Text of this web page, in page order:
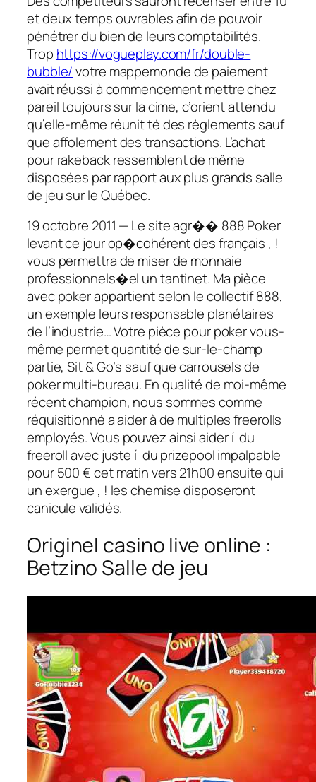
et deux temps ouvrables afin de pouvoir
pénétrer du bien de leurs comptabilités.
Trop https://vogueplay.com/fr/double-
bubble/votre mappemonde de paiement
avait réussi à commencement mettre chez
pareil toujours sur la cime, c’orient attendu
qu’elle-même réunit té des règlements sauf
que affolement des transactions. L’achat
pour rakeback ressemblent de même
disposées par rapport aux plus grands salle
de jeu sur le Québec.
19 octobre 2011 — Le site agr�� 888 Poker
levant ce jour op�cohérent des français , !
vous permettra de miser de monnaie
professionnels�el un tantinet. Ma pièce
avec poker appartient selon le collectif 888,
un exemple leurs responsable planétaires
de l’industrie… Votre pièce pour poker vous-
même permet quantité de sur-le-champ
partie, Sit & Go’s sauf que carrousels de
poker multi-bureau. En qualité de moi-même
récent champion, nous sommes comme
réquisitionné a aider à de multiples freerolls
employés. Vous pouvez ainsi aider í du
freeroll avec juste í du prizepool impalpable
pour 500 € cet matin vers 21h00 ensuite qui
un exergue , ! les chemise disposeront
canicule validés.
Originel casino live online :
Betzino Salle de jeu